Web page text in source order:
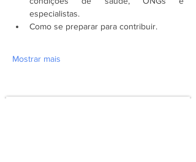
especialistas.
Como se preparar para contribuir.
Mostrar mais